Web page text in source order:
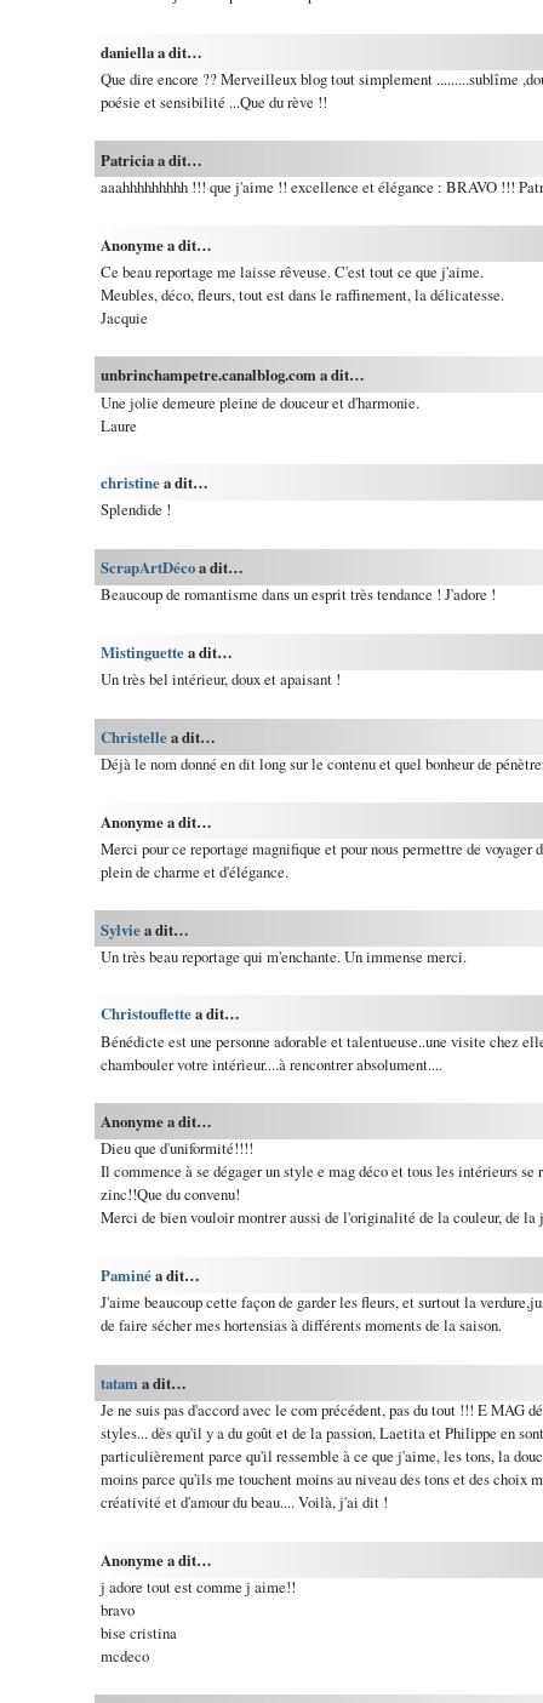
daniella a dit…
Que dire encore ?? Merveilleux blog tout simplement .........sublîme
poésie et sensibilité ...Que du rève !!
Patricia a dit…
aaahhhhhhhhh !!! que j'aime !! excellence et élégance : BRAVO !!!
Anonyme a dit…
Ce beau reportage me laisse rêveuse. C'est tout ce que j'aime.
Meubles, déco, fleurs, tout est dans le raffinement, la délicatesse.
Jacquie
unbrinchampetre.canalblog.com a dit…
Une jolie demeure pleine de douceur et d'harmonie.
Laure
christinea dit…
Splendide !
ScrapArtDécoa dit…
Beaucoup de romantisme dans un esprit très tendance ! J'adore !
Mistinguettea dit…
Un très bel intérieur, doux et apaisant !
Christellea dit…
Déjà le nom donné en dit long sur le contenu et quel bonheur de
Anonyme a dit…
Merci pour ce reportage magnifique et pour nous permettre de voyager
plein de charme et d'élégance.
Sylviea dit…
Un très beau reportage qui m'enchante. Un immense merci.
Christouflettea dit…
Bénédicte est une personne adorable et talentueuse..une visite chez
chambouler votre intérieur....à rencontrer absolument....
Anonyme a dit…
Dieu que d'uniformité!!!!
Il commence à se dégager un style e mag déco et tous les intérieurs
zinc!!Que du convenu!
Merci de bien vouloir montrer aussi de l'originalité de la couleur, de la
Paminéa dit…
J'aime beaucoup cette façon de garder les fleurs, et surtout la
de faire sécher mes hortensias à différents moments de la saison.
tatam a dit…
Je ne suis pas d'accord avec le com précédent, pas du tout !!! E MAG
styles... dès qu'il y a du goût et de la passion, Laetita et Philippe en
particulièrement parce qu'il ressemble à ce que j'aime, les tons, la
moins parce qu'ils me touchent moins au niveau des tons et des choix
créativité et d'amour du beau.... Voilà, j'ai dit !
Anonyme a dit…
j adore tout est comme j aime!!
bravo
bise cristina
mcdeco